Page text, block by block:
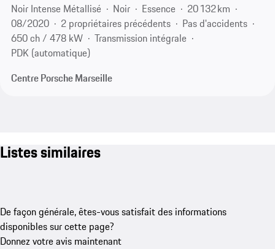
Noir Intense Métallisé
Noir Essence
20 132 km
08/2020
2 propriétaires précédents
Pas d'accidents
650 ch / 478 kW
Transmission intégrale
PDK (automatique)
Centre Porsche Marseille
Listes similaires
De façon générale, êtes-vous satisfait des informations
disponibles sur cette page?
Donnez votre avis maintenant